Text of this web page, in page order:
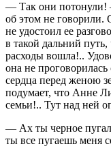
— Так они потонули!
об этом не говорили.
не удостоил ее
в такой дальний путь,
расходы вошла!..
она не
сердца перед женою
подумает, что Анне
семьи!.. Тут над ней
— Ах ты черное
ты все пугаешь меня